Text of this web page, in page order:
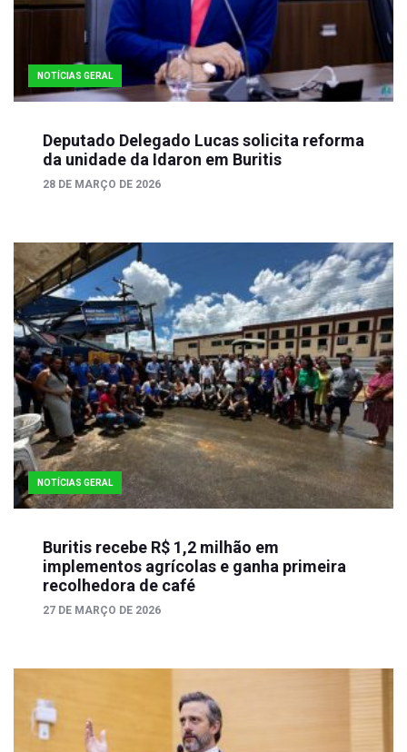
NOTÍCIAS GERAL
Deputado Delegado Lucas solicita reforma
da unidade da Idaron em Buritis
28 DE MARÇO DE 2026
NOTÍCIAS GERAL
Buritis recebe R$ 1,2 milhão em
implementos agrícolas e ganha primeira
recolhedora de café
27 DE MARÇO DE 2026